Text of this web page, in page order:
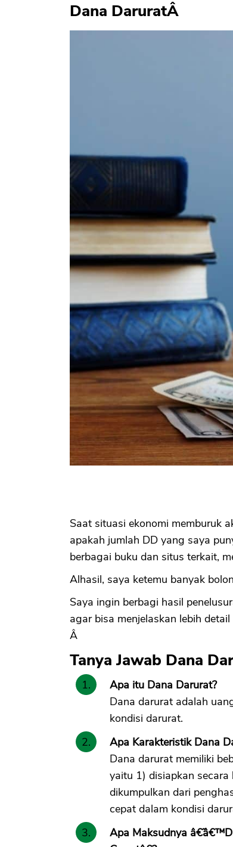
Dana DaruratÂ
Saat situasi ekonomi memburuk
apakah jumlah DD yang saya
berbagai buku dan situs terkait,
Alhasil, saya ketemu banyak
Saya ingin berbagi hasil
agar bisa menjelaskan lebih
Â
Tanya Jawab Dana
Apa itu Dana Darurat?
Dana darurat adalah
kondisi darurat.
Apa Karakteristik Dana
Dana darurat memiliki
yaitu 1) disiapkan
dikumpulkan dari
cepat dalam kondisi
Apa Maksudnya